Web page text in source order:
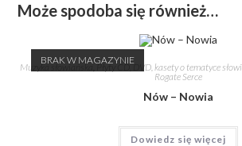
Może spodoba się również…
BRAK W MAGAZYNIE
Muzyka słowiańska,Płyty CD, DVD, kasety o tematyce
Rogate Serce
Nów – Nowia
Dowiedz się więcej